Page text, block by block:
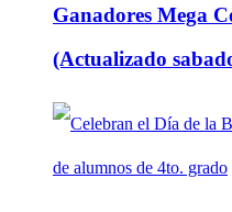
Ganadores Mega
(Actualizado